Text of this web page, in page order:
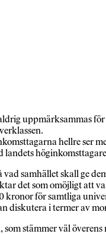
uppmärksammas
hellre ser
vad samhället skall ge
det som omöjligt att
kronor för samtliga
diskutera i termer av
stämmer väl